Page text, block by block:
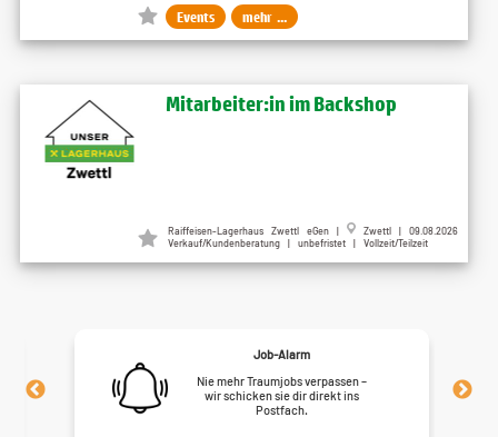
Events mehr ...
Mitarbeiter:in im Backshop
Raiffeisen-Lagerhaus Zwettl eGen |
Zwettl | 09.08.2026
Verkauf/Kundenberatung | unbefristet | Vollzeit/Teilzeit
Job-Alarm
Nie mehr Traumjobs verpassen –
wir schicken sie dir direkt ins
Postfach.